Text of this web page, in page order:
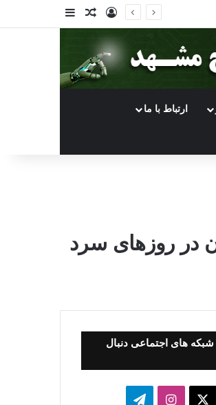
ورودنوشته تصادفی
سایدبار
ارتباط با ما
های اجتماعی دنبال
ایکساینستاگرامتلگرام